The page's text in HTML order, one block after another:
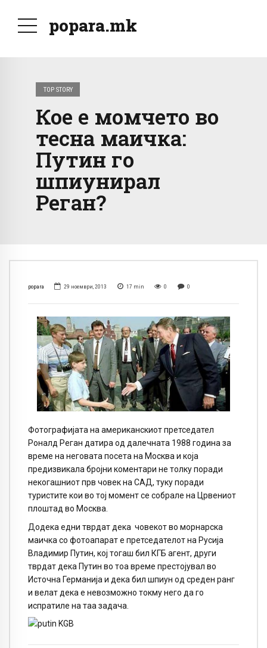
popara.mk
TOP STORY
Кое е момчето во
тесна маичка:
Путин го
шпиунирал
Реган?
popara 29 ноември, 2013 17 min 0 0
Фотографијата на американскиот претседател
Роналд Реган датира од далечната 1988 година за
време на неговата посета на Москва и која
предизвикала бројни коментари не толку поради
некогашниот прв човек на САД, туку поради
туристите кои во тој момент се собрале на Црвениот
плоштад во Москва.
Додека едни тврдат дека човекот во морнарска
маичка со фотоапарат е претседателот на Русија
Владимир Путин, кој тогаш бил КГБ агент, други
тврдат дека Путин во тоа време престојувал во
Источна Германија и дека бил шпиун од среден ранг
и велат дека е невозможно токму него да го
испратиле на таа задача.